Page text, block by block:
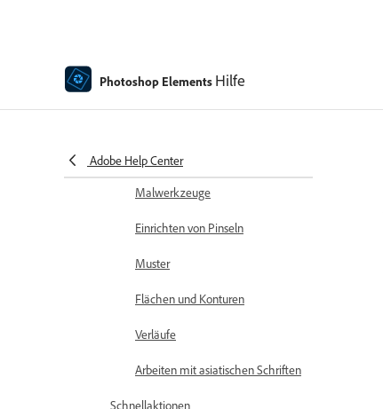
Photoshop Elements Hilfe
Adobe Help Center
Erstellen von Formen
Malen – Übersicht
Malwerkzeuge
Einrichten von Pinseln
Muster
Flächen und Konturen
Verläufe
Arbeiten mit asiatischen Schriften
Schnellaktionen